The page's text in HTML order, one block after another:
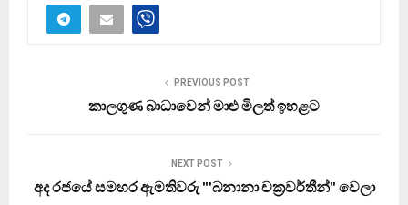
PREVIOUS POST
කාලගුණ බාධාවෙන් මාළු මිලත් ඉහළට
NEXT POST
අද රජයේ සමහර ඇමතිවරු "'බනානා චක්‍රවර්තීන්" වෙලා